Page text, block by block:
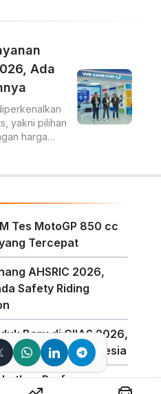
Ada
yakni pilihan
harga
Tes MotoGP 850 cc
Tercepat
AHSRIC 2026,
Safety Riding
Baru di GIIAS 2026,
Pertama di Indonesia
Performa